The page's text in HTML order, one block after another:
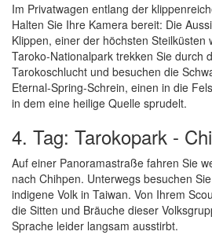
Im Privatwagen entlang der
Halten Sie Ihre Kamera bereit: Die
Klippen, einer der höchsten Steilküsten
Taroko-Nationalpark trekken Sie durch
Tarokoschlucht und besuchen die
Eternal-Spring-Schrein, einen in die
in dem eine heilige Quelle sprudelt.
4. Tag: Tarokopark -
Auf einer Panoramastraße fahren Sie
nach Chihpen. Unterwegs besuchen
indigene Volk in Taiwan. Von Ihrem
die Sitten und Bräuche dieser
Sprache leider langsam ausstirbt.